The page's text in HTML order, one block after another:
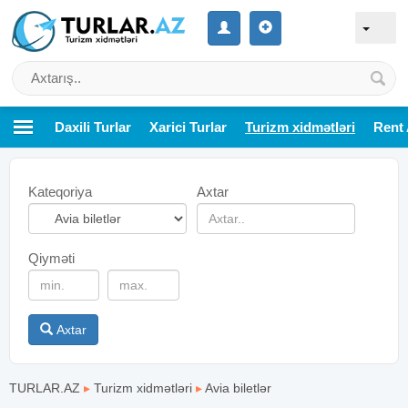
Daxili Turlar Xarici Turlar Turizm xidmətləri Rent
Kateqoriya Axtar
Qiyməti
Axtar
TURLAR.AZ ▸ Turizm xidmətləri ▸Avia biletlər